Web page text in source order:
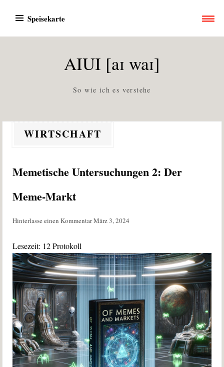
Inhalt
springen
Speisekarte
AIUI [aɪ waɪ]
So wie ich es verstehe
WIRTSCHAFT
Memetische Untersuchungen 2: Der
Meme-Markt
Hinterlasse einen KommentarMärz 3, 2024
Lesezeit: 12 Protokoll